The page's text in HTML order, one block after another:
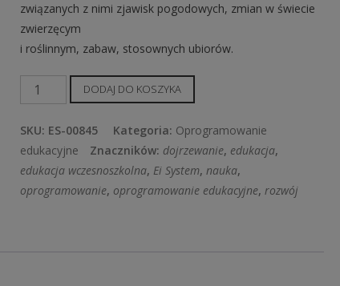
związanych z nimi zjawisk pogodowych, zmian w świecie
zwierzęcym
i roślinnym, zabaw, stosownych ubiorów.
ilość
Harmonijny
Rozwój
–
Przyroda
DODAJ DO KOSZYKA
SKU: ES-00845 Kategoria: Oprogramowanie
edukacyjne
Znaczników: dojrzewanie, edukacja,
edukacja wczesnoszkolna, Ei System,nauka,
oprogramowanie, oprogramowanie edukacyjne,rozwój